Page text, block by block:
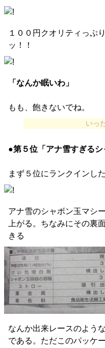
１００円クオリティっぷ
ッ！！
「なんか眠いわ」
もも、飽きないでね。
いっ
●第５位「アナ雪すぎるシ
まず５位にランクインし
アナ雪のシャボン玉マシ
上がる。ちなみにその裏
きる
なんか出来レースのよう
である。ただこのパッケ